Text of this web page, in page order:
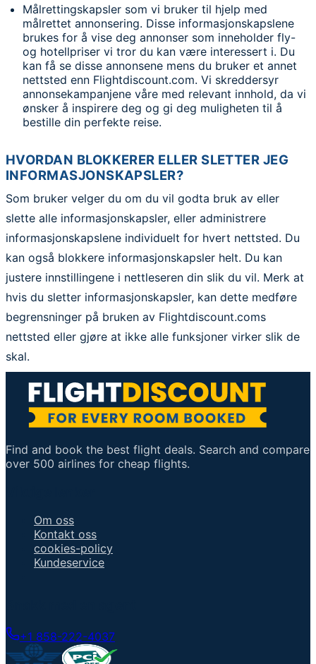
Målrettingskapsler som vi bruker til hjelp med
målrettet annonsering. Disse informasjonskapslene
brukes for å vise deg annonser som inneholder fly-
og hotellpriser vi tror du kan være interessert i. Du
kan få se disse annonsene mens du bruker et annet
nettsted enn Flightdiscount.com. Vi skreddersyr
annonsekampanjene våre med relevant innhold, da vi
ønsker å inspirere deg og gi deg muligheten til å
bestille din perfekte reise.
HVORDAN BLOKKERER ELLER SLETTER JEG
INFORMASJONSKAPSLER?
Som bruker velger du om du vil godta bruk av eller
slette alle informasjonskapsler, eller administrere
informasjonskapslene individuelt for hvert nettsted. Du
kan også blokkere informasjonskapsler helt. Du kan
justere innstillingene i nettleseren din slik du vil. Merk at
hvis du sletter informasjonskapsler, kan dette medføre
begrensninger på bruken av Flightdiscount.coms
nettsted eller gjøre at ikke alle funksjoner virker slik de
skal.
Find and book the best flight deals. Search and compare
over 500 airlines for cheap flights.
Om oss
Kontakt oss
cookies-policy
Kundeservice
+1 858-222-4037